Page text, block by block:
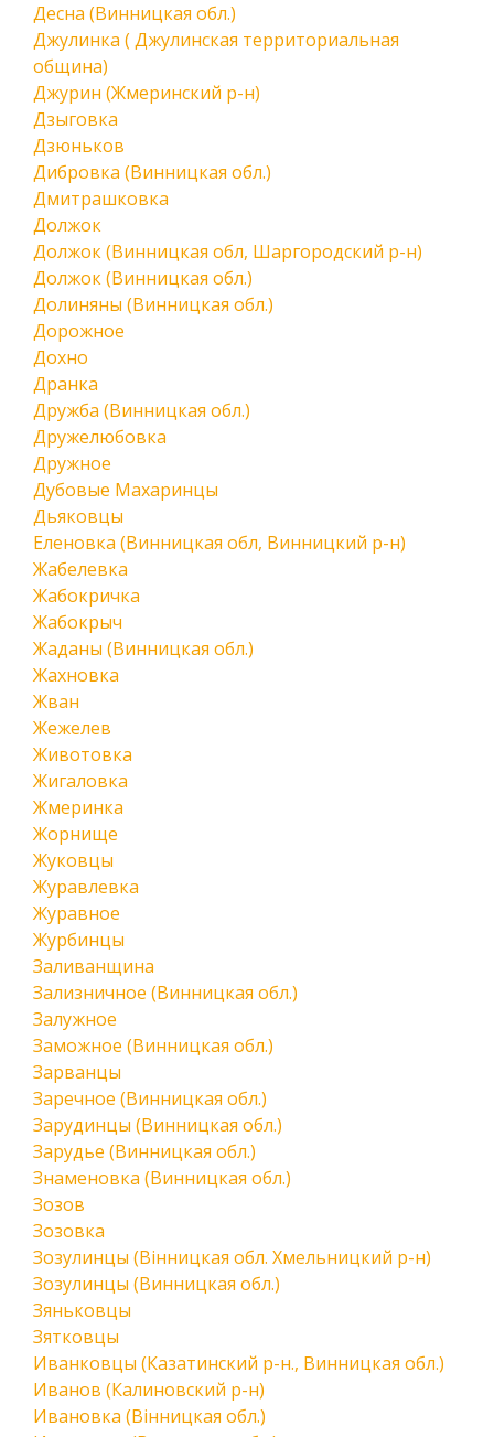
Десна (Винницкая обл.)
Джулинка ( Джулинская территориальная
община)
Джурин (Жмеринский р-н)
Дзыговка
Дзюньков
Дибровка (Винницкая обл.)
Дмитрашковка
Должок
Должок (Винницкая обл, Шаргородский р-н)
Должок (Винницкая обл.)
Долиняны (Винницкая обл.)
Дорожное
Дохно
Дранка
Дружба (Винницкая обл.)
Дружелюбовка
Дружное
Дубовые Махаринцы
Дьяковцы
Еленовка (Винницкая обл, Винницкий р-н)
Жабелевка
Жабокричка
Жабокрыч
Жаданы (Винницкая обл.)
Жахновка
Жван
Жежелев
Животовка
Жигаловка
Жмеринка
Жорнище
Жуковцы
Журавлевка
Журавное
Журбинцы
Заливанщина
Зализничное (Винницкая обл.)
Залужное
Заможное (Винницкая обл.)
Зарванцы
Заречное (Винницкая обл.)
Зарудинцы (Винницкая обл.)
Зарудье (Винницкая обл.)
Знаменовка (Винницкая обл.)
Зозов
Зозовка
Зозулинцы (Вінницкая обл. Хмельницкий р-н)
Зозулинцы (Винницкая обл.)
Зяньковцы
Зятковцы
Иванковцы (Казатинский р-н., Винницкая обл.)
Иванов (Калиновский р-н)
Ивановка (Вінницкая обл.)